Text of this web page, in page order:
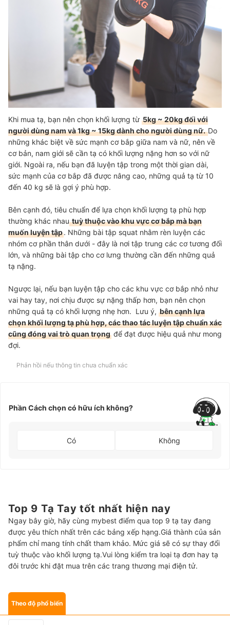
Khi mua tạ, bạn nên chọn khối lượng từ 5kg ~ 20kg đối với
người dùng nam và 1kg ~ 15kg dành cho người dùng nữ.Do
những khác biệt về sức mạnh cơ bắp giữa nam và nữ, nên về
cơ bản, nam giới sẽ cần tạ có khối lượng nặng hơn so với nữ
giới. Ngoài ra, nếu bạn đã luyện tập trong một thời gian dài,
sức mạnh của cơ bắp đã được nâng cao, những quả tạ từ 10
đến 40 kg sẽ là gợi ý phù hợp.
Bên cạnh đó, tiêu chuẩn để lựa chọn khối lượng tạ phù hợp
thường khác nhautuỳ thuộc vào khu vực cơ bắp mà bạn
muốn luyện tập. Những bài tập squat nhằm rèn luyện các
nhóm cơ phần thân dưới - đây là nơi tập trung các cơ tương đối
lớn, và những bài tập cho cơ lưng thường cần đến những quả
tạ nặng.
Ngược lại, nếu bạn luyện tập cho các khu vực cơ bắp nhỏ như
vai hay tay, nơi chịu được sự nặng thấp hơn, bạn nên chọn
những quả tạ có khối lượng nhẹ hơn. Lưu ý, bên cạnh lựa
chọn khối lượng tạ phù hợp, các thao tác luyện tập chuẩn xác
cũng đóng vai trò quan trọng để đạt được hiệu quả như mong
đợi.
Phản hồi nếu thông tin chưa chuẩn xác
Phần Cách chọn có hữu ích không?
Có Không
Top 9 Tạ Tay tốt nhất hiện nay
Ngay bây giờ, hãy cùng mybest điểm qua top 9 tạ tay đang
được yêu thích nhất trên các bảng xếp hạng.Giá thành của sản
phẩm chỉ mang tính chất tham khảo. Mức giá sẽ có sự thay đổi
tuỳ thuộc vào khối lượng tạ.Vui lòng kiểm tra loại tạ đơn hay tạ
đôi trước khi đặt mua trên các trang thương mại điện tử.
Theo độ phổ biến